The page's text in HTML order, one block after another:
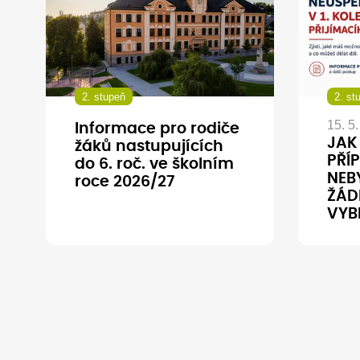
2. stupeň
Informace pro rodiče
žáků nastupujících
do 6. roč. ve školním
roce 2026/27
2.
15.
JAK